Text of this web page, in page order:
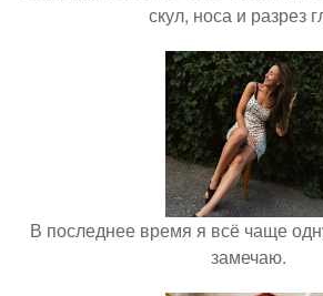
скул, носа и разрез
В последнее время я всё чаще
замечаю.